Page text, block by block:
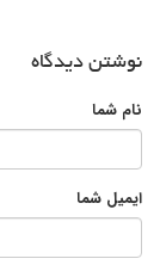
نوشتن دیدگاه
نام شما
ایمیل شما